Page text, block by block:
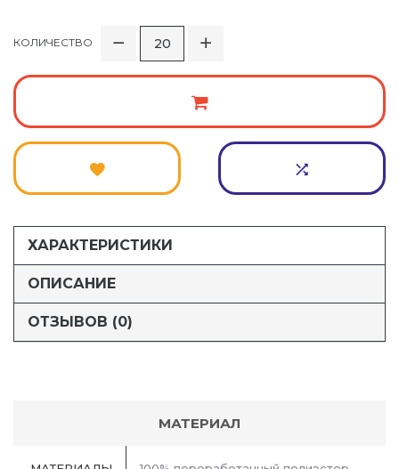
КОЛИЧЕСТВО
ХАРАКТЕРИСТИКИ
ОПИСАНИЕ
ОТЗЫВОВ (0)
МАТЕРИАЛ